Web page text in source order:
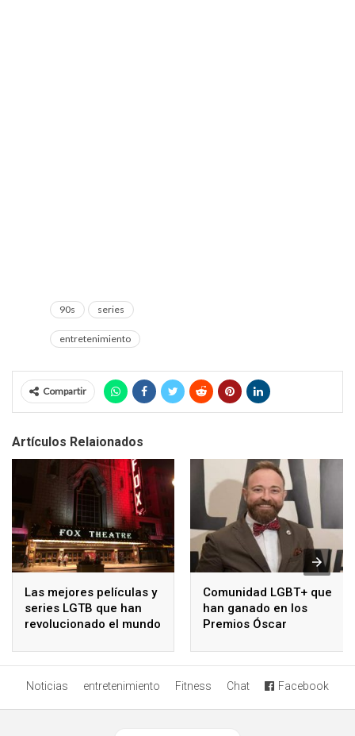
90s series
entretenimiento
Compartir
Artículos Relaionados
Las mejores películas y
series LGTB que han
revolucionado el mundo
Comunidad LGBT+ que
han ganado en los
Premios Óscar
Noticias entretenimiento Fitness Chat Facebook